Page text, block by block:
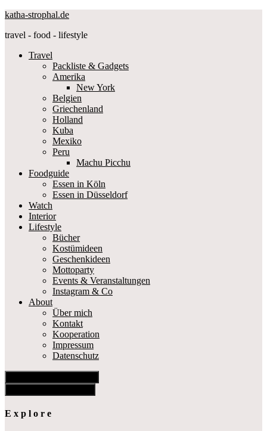
katha-strophal.de
travel - food - lifestyle
Travel
Packliste & Gadgets
Amerika
New York
Belgien
Griechenland
Holland
Kuba
Mexiko
Peru
Machu Picchu
Foodguide
Essen in Köln
Essen in Düsseldorf
Watch
Interior
Lifestyle
Bücher
Kostümideen
Geschenkideen
Mottoparty
Events & Veranstaltungen
Instagram & Co
About
Über mich
Kontakt
Kooperation
Impressum
Datenschutz
E x p l o r e